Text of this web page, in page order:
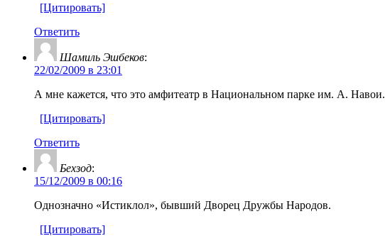
[Цитировать]
Ответить
Шамиль Эшбеков:
22/02/2009 в 23:01
А мне кажется, что это амфитеатр в Национальном парке им. А. Навои.
[Цитировать]
Ответить
Бехзод:
15/12/2009 в 00:16
Однозначно «Истиклол», бывший Дворец Дружбы Народов.
[Цитировать]